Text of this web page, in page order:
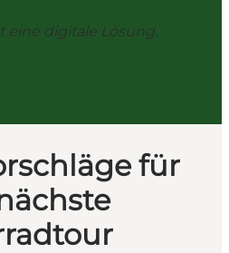
eine digitale Lösung.
für